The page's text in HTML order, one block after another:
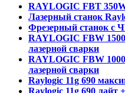
RAYLOGIC FBT
Лазерный станок
Фрезерный станок с
RAYLOGIC FBW
лазерной сварки
RAYLOGIC FBW
лазерной сварки
Raylogic 11g 690
Raylogic 11g 690 лайт +